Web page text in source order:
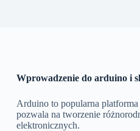
Wprowadzenie do arduino i
Arduino to popularna
pozwala na tworzenie
elektronicznych.